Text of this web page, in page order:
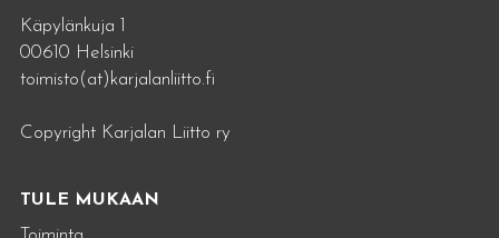
Käpylänkuja 1
00610 Helsinki
toimisto(at)karjalanliitto.fi
Copyright Karjalan Liitto ry
TULE MUKAAN